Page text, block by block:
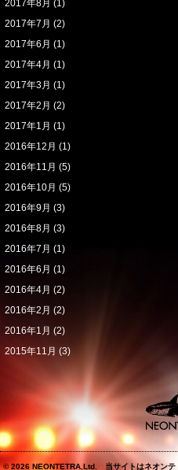
2017年8月 (1)
2017年7月 (2)
2017年6月 (1)
2017年4月 (1)
2017年3月 (1)
2017年2月 (2)
2017年1月 (1)
2016年12月 (1)
2016年11月 (5)
2016年10月 (5)
2016年9月 (3)
2016年8月 (3)
2016年7月 (1)
2016年6月 (1)
2016年4月 (2)
2016年2月 (2)
2016年1月 (2)
2015年11月 (3)
© 2026 NEONTETRA,Ltd. 当サイトはネオンテ